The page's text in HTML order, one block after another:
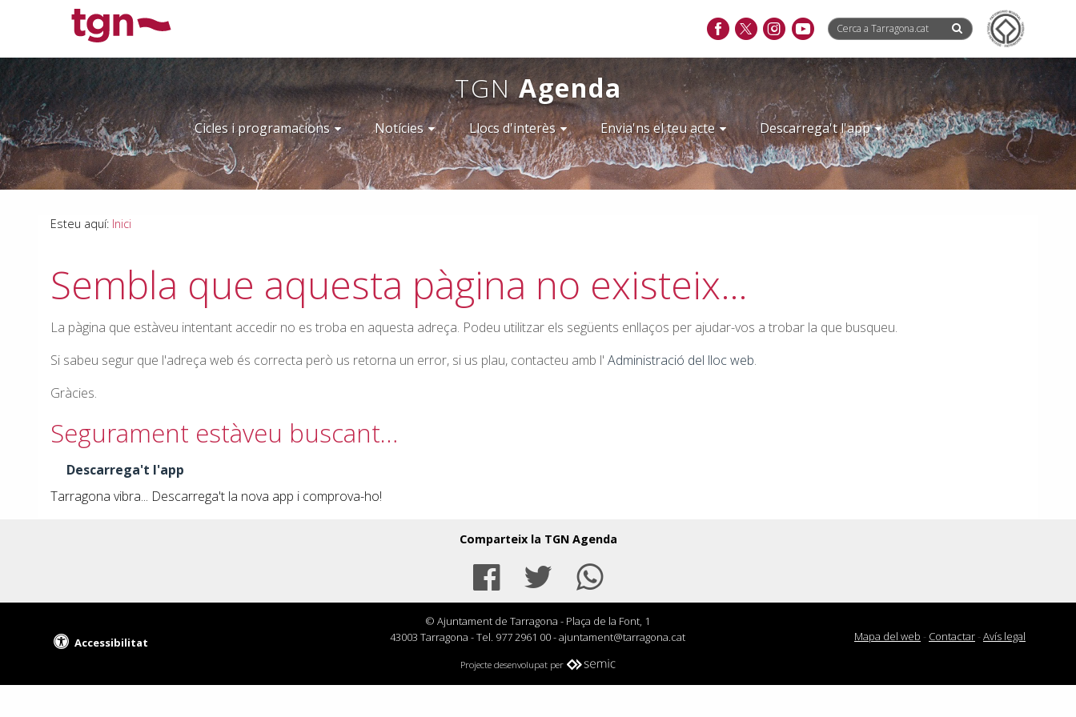
TGNAgenda
Cicles i programacions Notícies Llocs d'interès Envia'ns el teu acte Descarrega't l'app
Esteu aquí: Inici
Sembla que aquesta pàgina no existeix…
La pàgina que estàveu intentant accedir no es troba en aquesta adreça. Podeu utilitzar els següents enllaços per ajudar-vos a trobar la que busqueu.
Si sabeu segur que l'adreça web és correcta però us retorna un error, si us plau, contacteu amb l' Administració del lloc web.
Gràcies.
Segurament estàveu buscant…
Descarrega't l'app
Tarragona vibra... Descarrega't la nova app i comprova-ho!
Comparteix la TGN Agenda
Facebook
Twitter
Accessibilitat
© Ajuntament de Tarragona - Plaça de la Font, 1
43003 Tarragona - Tel. 977 2961 00-ajuntament@tarragona.cat
Projecte desenvolupat per
Mapa del web - Contactar -Avís legal